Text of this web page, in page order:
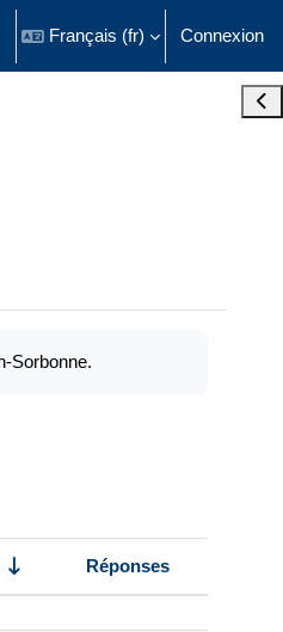
désactiver la saisie de
Français ‎(fr)‎ Connexion
Sorbonne.
Réponses
Actions